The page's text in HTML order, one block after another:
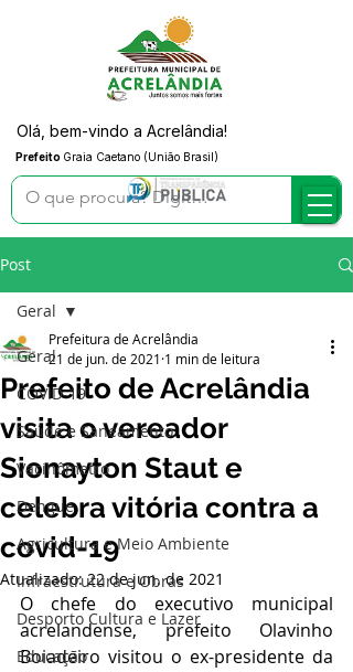
Prefeito Graia Caetano (União Brasil)
Olá, bem-vindo a Acrelândia!
Post
Geral
COVID-19
Saúde e Saneamento
Vacinômetro
Dengue
Agricultura e Meio Ambiente
Infraestrutura e Obras
Desporto Cultura e Lazer
Educação
Geral
Prefeito de Acrelândia
visita o vereador
Sionayton Staut e
celebra vitória contra a
covid-19
Prefeitura de Acrelândia
21 de jun. de 2021 1 min de leitura
Atualizado:22 de jun. de 2021
O chefe do executivo municipal
acrelandense, prefeito Olavinho
Boiadeiro visitou o ex-presidente da